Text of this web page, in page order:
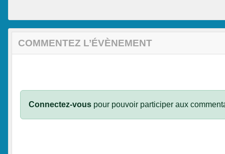
COMMENTEZ L’ÉVÈNEMENT
Connectez-vous pour pouvoir participer aux